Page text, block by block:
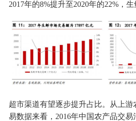
2017年的8%提升至2020年的22%，生
超市渠道有望逐步提升占比。从上游
易数据来看，2016年中国农产品交